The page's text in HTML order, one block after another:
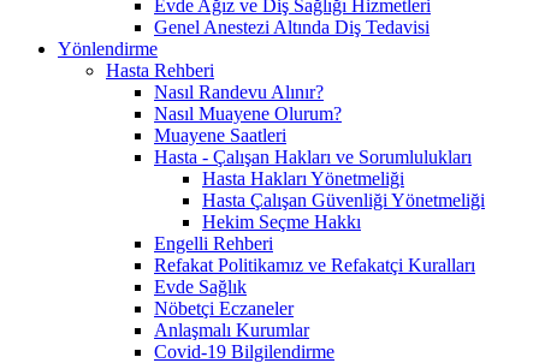
Evde Ağız ve Diş Sağlığı Hizmetleri
Genel Anestezi Altında Diş Tedavisi
Yönlendirme
Hasta Rehberi
Nasıl Randevu Alınır?
Nasıl Muayene Olurum?
Muayene Saatleri
Hasta - Çalışan Hakları ve Sorumlulukları
Hasta Hakları Yönetmeliği
Hasta Çalışan Güvenliği Yönetmeliği
Hekim Seçme Hakkı
Engelli Rehberi
Refakat Politikamız ve Refakatçi Kuralları
Evde Sağlık
Nöbetçi Eczaneler
Anlaşmalı Kurumlar
Covid-19 Bilgilendirme